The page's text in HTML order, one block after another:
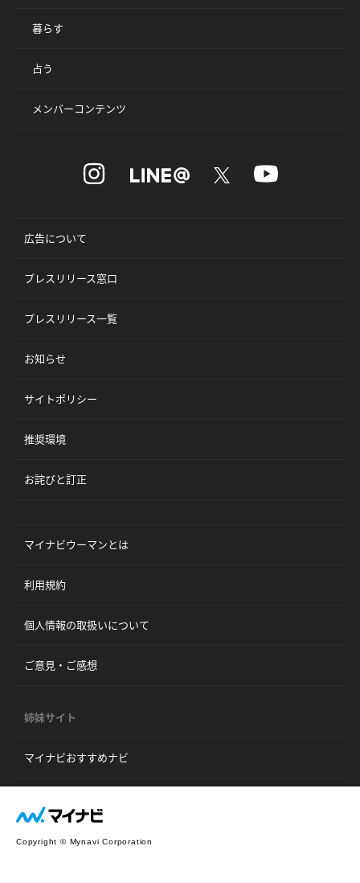
暮らす
占う
メンバーコンテンツ
広告について
プレスリリース窓口
プレスリリース一覧
お知らせ
サイトポリシー
推奨環境
お詫びと訂正
マイナビウーマンとは
利用規約
個人情報の取扱いについて
ご意見・ご感想
姉妹サイト
マイナビおすすめナビ
Copyright © Mynavi Corporation